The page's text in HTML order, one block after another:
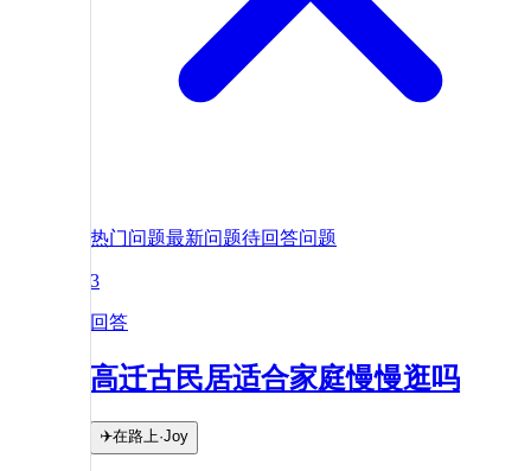
热门问题最新问题待回答问题
3
回答
高迁古民居适合家庭慢慢逛吗
✈️在路上·Joy